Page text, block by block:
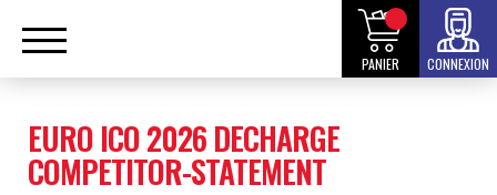
PANIER CONNEXION
EURO ICO 2026 DECHARGE
COMPETITOR-STATEMENT